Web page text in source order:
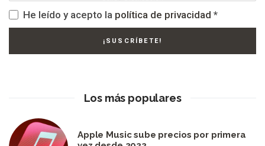
He leído y acepto la política de privacidad *
Los más populares
Apple Music sube precios por primera